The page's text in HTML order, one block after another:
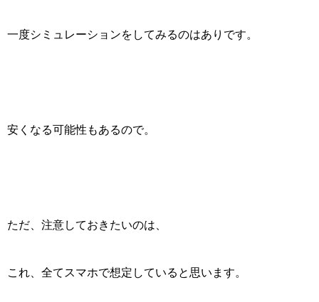
一度シミュレーションをしてみるのはありです。
安くなる可能性もあるので。
ただ、注意しておきたいのは、
これ、全てスマホで想定していると思います。